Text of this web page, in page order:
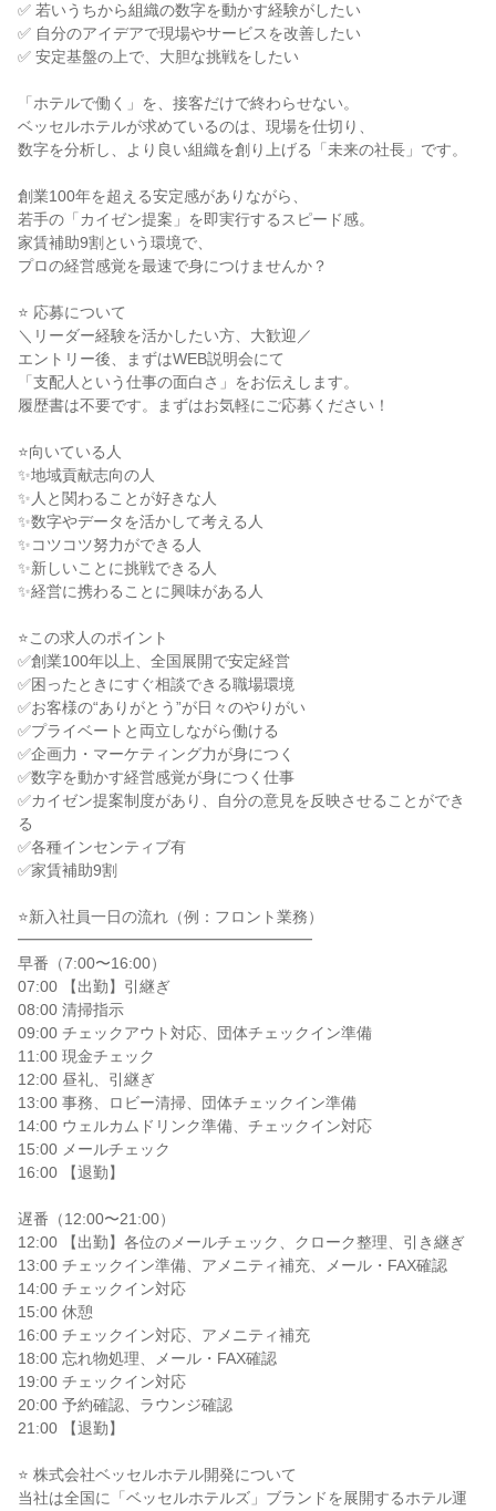
✅ 若いうちから組織の数字を動かす経験がしたい
✅ 自分のアイデアで現場やサービスを改善したい
✅ 安定基盤の上で、大胆な挑戦をしたい
「ホテルで働く」を、接客だけで終わらせない。
ベッセルホテルが求めているのは、現場を仕切り、
数字を分析し、より良い組織を創り上げる「未来の社長」です。
創業100年を超える安定感がありながら、
若手の「カイゼン提案」を即実行するスピード感。
家賃補助9割という環境で、
プロの経営感覚を最速で身につけませんか？
⭐ 応募について
＼リーダー経験を活かしたい方、大歓迎／
エントリー後、まずはWEB説明会にて
「支配人という仕事の面白さ」をお伝えします。
履歴書は不要です。まずはお気軽にご応募ください！
⭐向いている人
✨地域貢献志向の人
✨人と関わることが好きな人
✨数字やデータを活かして考える人
✨コツコツ努力ができる人
✨新しいことに挑戦できる人
✨経営に携わることに興味がある人
⭐この求人のポイント
✅創業100年以上、全国展開で安定経営
✅困ったときにすぐ相談できる職場環境
✅お客様の“ありがとう”が日々のやりがい
✅プライベートと両立しながら働ける
✅企画力・マーケティング力が身につく
✅数字を動かす経営感覚が身につく仕事
✅カイゼン提案制度があり、自分の意見を反映させることができ
る
✅各種インセンティブ有
✅家賃補助9割
⭐新入社員一日の流れ（例：フロント業務）
━━━━━━━━━━━━━━━━━━━
早番（7:00〜16:00）
07:00 【出勤】引継ぎ
08:00 清掃指示
09:00 チェックアウト対応、団体チェックイン準備
11:00 現金チェック
12:00 昼礼、引継ぎ
13:00 事務、ロビー清掃、団体チェックイン準備
14:00 ウェルカムドリンク準備、チェックイン対応
15:00 メールチェック
16:00 【退勤】
遅番（12:00〜21:00）
12:00 【出勤】各位のメールチェック、クローク整理、引き継ぎ
13:00 チェックイン準備、アメニティ補充、メール・FAX確認
14:00 チェックイン対応
15:00 休憩
16:00 チェックイン対応、アメニティ補充
18:00 忘れ物処理、メール・FAX確認
19:00 チェックイン対応
20:00 予約確認、ラウンジ確認
21:00 【退勤】
⭐ 株式会社ベッセルホテル開発について
当社は全国に「ベッセルホテルズ」ブランドを展開するホテル運